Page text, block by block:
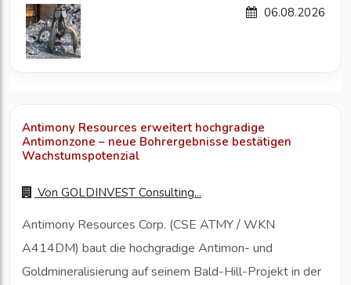
06.08.2026
Antimony Resources erweitert hochgradige
Antimonzone – neue Bohrergebnisse bestätigen
Wachstumspotenzial
Von GOLDINVEST Consulting...
Antimony Resources Corp. (CSE ATMY / WKN
A414DM) baut die hochgradige Antimon- und
Goldmineralisierung auf seinem Bald-Hill-Projekt in der